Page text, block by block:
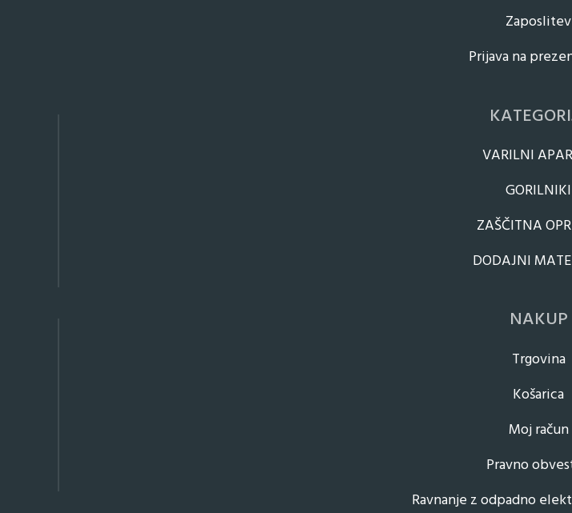
Zaposlitev
Prijava na
VARILNI
GORILNIKI
ZAŠČITNA
DODAJNI
NAKUP
Trgovina
Košarica
Moj račun
Pravno
Ravnanje z odpadno